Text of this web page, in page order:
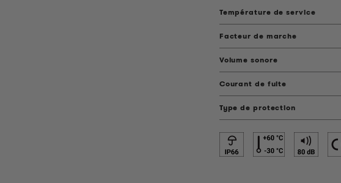
Température de service
Facteur de marche
Volume sonore
Courant de fuite
Type de protection